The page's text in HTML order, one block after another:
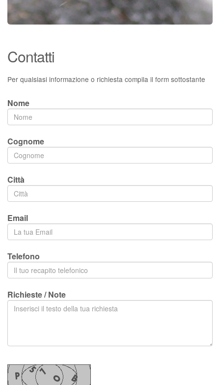
Contatti
Per qualsiasi informazione o richiesta compila il form sottostante
Nome
Cognome
Città
Email
Telefono
Richieste / Note